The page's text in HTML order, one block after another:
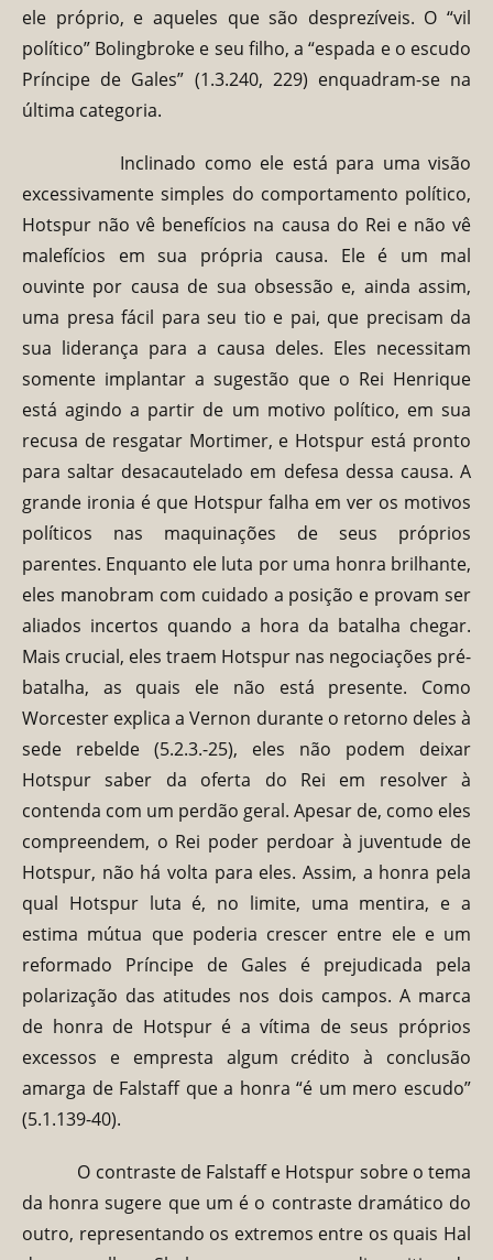
ele próprio, e aqueles que são desprezíveis. O “vil
político” Bolingbroke e seu filho, a “espada e o escudo
Príncipe de Gales” (1.3.240, 229) enquadram-se na
última categoria.
Inclinado como ele está para uma visão
excessivamente simples do comportamento político,
Hotspur não vê benefícios na causa do Rei e não vê
malefícios em sua própria causa. Ele é um mal
ouvinte por causa de sua obsessão e, ainda assim,
uma presa fácil para seu tio e pai, que precisam da
sua liderança para a causa deles. Eles necessitam
somente implantar a sugestão que o Rei Henrique
está agindo a partir de um motivo político, em sua
recusa de resgatar Mortimer, e Hotspur está pronto
para saltar desacautelado em defesa dessa causa. A
grande ironia é que Hotspur falha em ver os motivos
políticos nas maquinações de seus próprios
parentes. Enquanto ele luta por uma honra brilhante,
eles manobram com cuidado a posição e provam ser
aliados incertos quando a hora da batalha chegar.
Mais crucial, eles traem Hotspur nas negociações pré-
batalha, as quais ele não está presente. Como
Worcester explica a Vernon durante o retorno deles à
sede rebelde (5.2.3.-25), eles não podem deixar
Hotspur saber da oferta do Rei em resolver à
contenda com um perdão geral. Apesar de, como eles
compreendem, o Rei poder perdoar à juventude de
Hotspur, não há volta para eles. Assim, a honra pela
qual Hotspur luta é, no limite, uma mentira, e a
estima mútua que poderia crescer entre ele e um
reformado Príncipe de Gales é prejudicada pela
polarização das atitudes nos dois campos. A marca
de honra de Hotspur é a vítima de seus próprios
excessos e empresta algum crédito à conclusão
amarga de Falstaff que a honra “é um mero escudo”
(5.1.139-40).
O contraste de Falstaff e Hotspur sobre o tema
da honra sugere que um é o contraste dramático do
outro, representando os extremos entre os quais Hal